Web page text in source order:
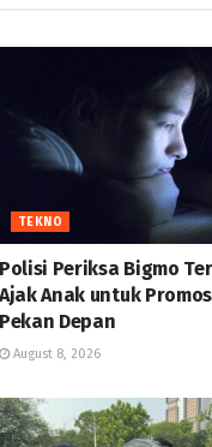
TEKNO
Polisi Periksa Bigmo
Ajak Anak untuk
Pekan Depan
August 8, 2026